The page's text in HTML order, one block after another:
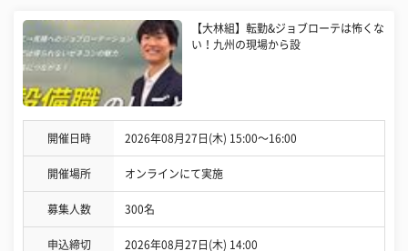
【大林組】転勤&ジョブローテは怖くな
い！九州の現場から設
開催日時 2026年08月27日(木) 15:00〜16:00
開催場所 オンラインにて実施
募集人数 300名
申込締切 2026年08月27日(木) 14:00